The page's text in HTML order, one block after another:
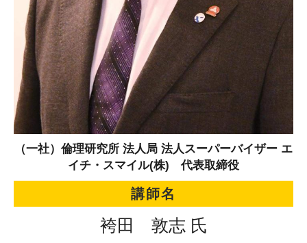
（一社）倫理研究所 法人局 法人スーパーバイザー エ
イチ・スマイル(株) 代表取締役
講師名
袴田 敦志 氏